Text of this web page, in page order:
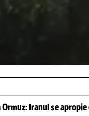
Iranul se